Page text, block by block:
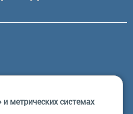
84/32, корп 1
метрических системах